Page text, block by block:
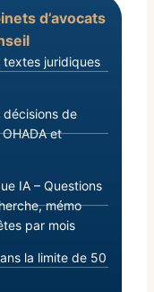
d’avocats
textes juridiques
de
et
IA – Questions
mémo
par mois
la limite de 50